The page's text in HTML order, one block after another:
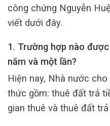
công chứng Nguyễn
viết dưới đây.
1. Trường hợp nào
năm và một lần?
Hiện nay, Nhà nước
thức gồm: thuê đất trả
gian thuê và thuê đất